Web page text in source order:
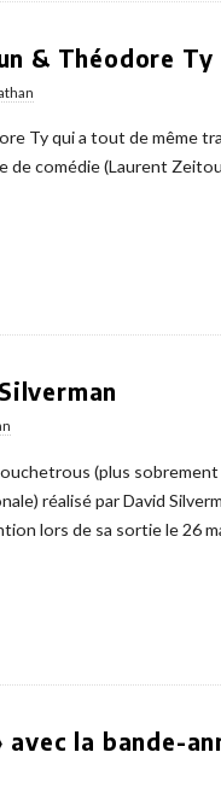
& Théodore Ty
Ty qui a tout de même
de comédie (Laurent
(plus
réalisé par David
lors de sa sortie le 26
la bande-